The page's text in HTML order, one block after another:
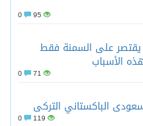
95
يقتصر على السمنة فقط
الأسباب
71
الباكستاني التركى
119